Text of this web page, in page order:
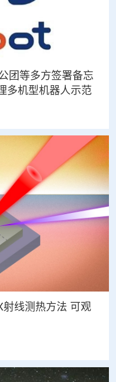
团等多方签署备忘
多机型机器人示范
线测热方法 可观